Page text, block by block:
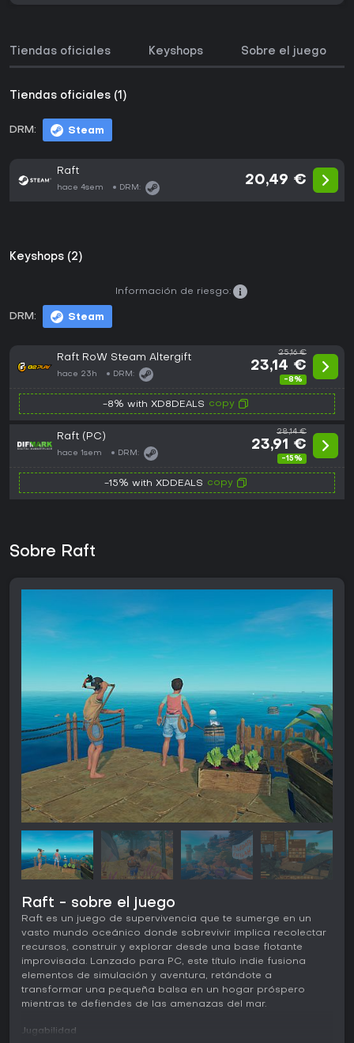
Tiendas oficiales Keyshops Sobre el juego
Tiendas oficiales (1)
DRM: Steam
Raft
hace 4sem DRM:
20,49 €
Keyshops (2)
DRM: Steam
Información de riesgo:
Raft RoW Steam Altergift
hace 23h DRM:
25,16 €
23,14 €
-8%
-8% with XD8DEALS copy
Raft (PC)
hace 1sem DRM:
28,14 €
23,91 €
-15%
-15% with XDDEALS copy
Sobre Raft
Raft - sobre el juego
Raft es un juego de supervivencia que te sumerge en un
vasto mundo oceánico donde sobrevivir implica recolectar
recursos, construir y explorar desde una base flotante
improvisada. Lanzado para PC, este título indie fusiona
elementos de simulación y aventura, retándote a
transformar una pequeña balsa en un hogar próspero
mientras te defiendes de las amenazas del mar.
Jugabilidad